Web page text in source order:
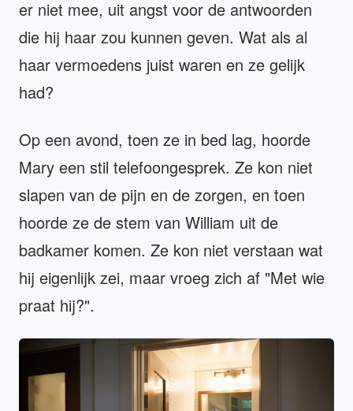
er niet mee, uit angst voor de antwoorden
die hij haar zou kunnen geven. Wat als al
haar vermoedens juist waren en ze gelijk
had?
Op een avond, toen ze in bed lag, hoorde
Mary een stil telefoongesprek. Ze kon niet
slapen van de pijn en de zorgen, en toen
hoorde ze de stem van William uit de
badkamer komen. Ze kon niet verstaan wat
hij eigenlijk zei, maar vroeg zich af "Met wie
praat hij?".